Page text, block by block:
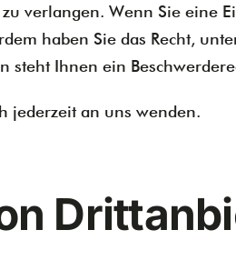
verlangen. Wenn Sie
haben Sie das Recht,
Ihnen ein
jederzeit an uns wenden.